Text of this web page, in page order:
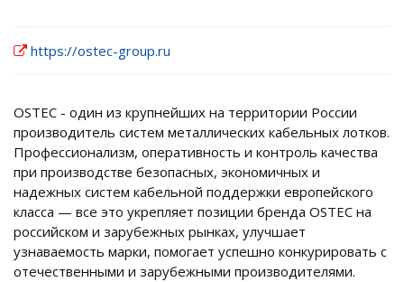
https://ostec-group.ru
OSTEC - один из крупнейших на территории России
производитель систем металлических кабельных лотков.
Профессионализм, оперативность и контроль качества
при производстве безопасных, экономичных и
надежных систем кабельной поддержки европейского
класса — все это укрепляет позиции бренда OSTEC на
российском и зарубежных рынках, улучшает
узнаваемость марки, помогает успешно конкурировать с
отечественными и зарубежными производителями.